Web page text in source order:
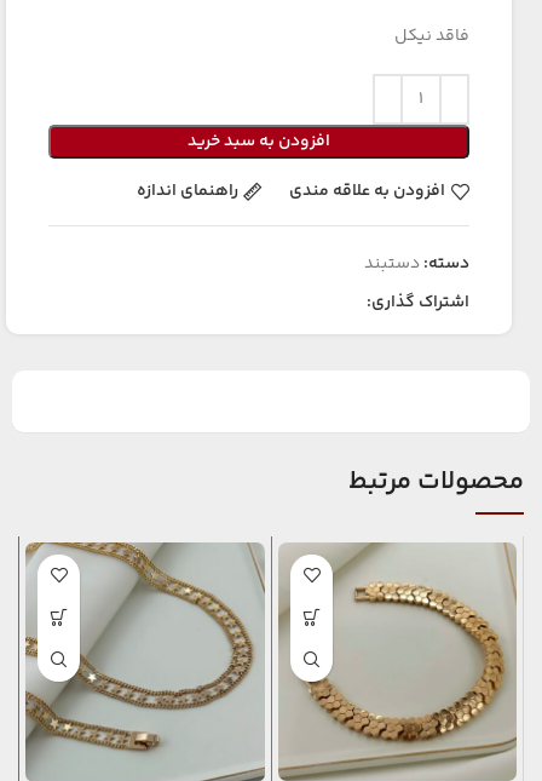
فاقد نیکل
افزودن به سبد خرید
افزودن به علاقه مندی
راهنمای اندازه
دسته:دستبند
اشتراک گذاری:
محصولات مرتبط